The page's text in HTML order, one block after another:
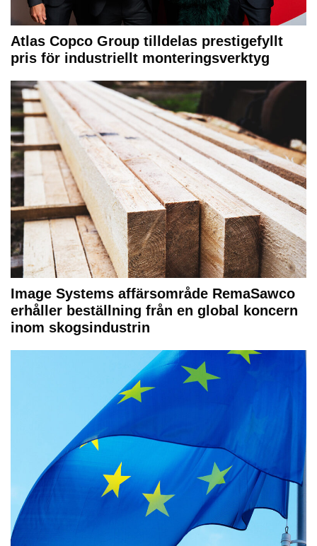
Atlas Copco Group tilldelas prestigefyllt
pris för industriellt monteringsverktyg
Image Systems affärsområde RemaSawco
erhåller beställning från en global koncern
inom skogsindustrin